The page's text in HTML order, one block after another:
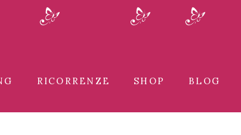
RICORRENZE SHOP BLOG